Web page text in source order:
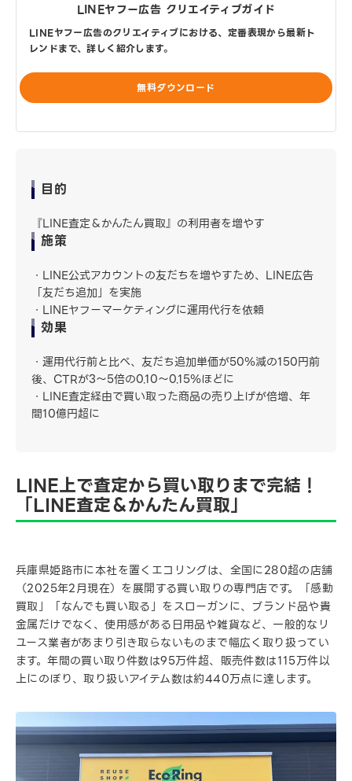
LINEヤフー広告 クリエイティブガイド
LINEヤフー広告のクリエイティブにおける、定番表現から最新ト
レンドまで、詳しく紹介します。
無料ダウンロード
目的
『LINE査定＆かんたん買取』の利用者を増やす
施策
・LINE公式アカウントの友だちを増やすため、LINE広告
「友だち追加」を実施
・LINEヤフーマーケティングに運用代行を依頼
効果
・運用代行前と比べ、友だち追加単価が50％減の150円前
後、CTRが3～5倍の0.10～0.15％ほどに
・LINE査定経由で買い取った商品の売り上げが倍増、年
間10億円超に
LINE上で査定から買い取りまで完結！
「LINE査定＆かんたん買取」
兵庫県姫路市に本社を置くエコリングは、全国に280超の店舗
（2025年2月現在）を展開する買い取りの専門店です。「感動
買取」「なんでも買い取る」をスローガンに、ブランド品や貴
金属だけでなく、使用感がある日用品や雑貨など、一般的なリ
ユース業者があまり引き取らないものまで幅広く取り扱ってい
ます。年間の買い取り件数は95万件超、販売件数は115万件以
上にのぼり、取り扱いアイテム数は約440万点に達します。